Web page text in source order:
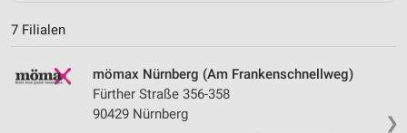
7 Filialen
❯
mömax Nürnberg (Am Frankenschnellweg)
Fürther Straße 356-358
90429 Nürnberg